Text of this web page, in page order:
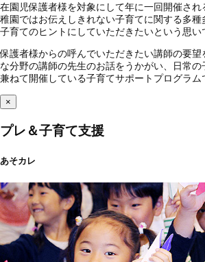
在園児保護者様を対象にして年に一回開催さ
稚園ではお伝えしきれない子育てに関する多種
子育てのヒントにしていただきたいという思い
保護者様からの呼んでいただきたい講師の要望
な分野の講師の先生のお話をうかがい、日常
兼ねて開催している子育てサポートプログラム
×
プレ＆子育て支援
あそカレ